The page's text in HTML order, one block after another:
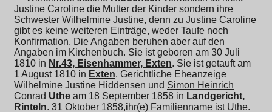
Justine Caroline die Mutter der Kinder sondern ihre
Schwester Wilhelmine Justine, denn zu Justine Caroline
gibt es keine weiteren Einträge, weder Taufe noch
Konfirmation. Die Angaben beruhen aber auf den
Angaben im Kirchenbuch. Sie ist geboren am 30 Juli
1810 in Nr.43, Eisenhammer, Exten. Sie ist getauft am
1 August 1810 in Exten. Gerichtliche Eheanzeige
Wilhelmine Justine Hiddensen und Simon Heinrich
Conrad Uthe am 18 September 1858 in Landgericht,
Rinteln. 31 Oktober 1858,ihr(e) Familienname ist Uthe.